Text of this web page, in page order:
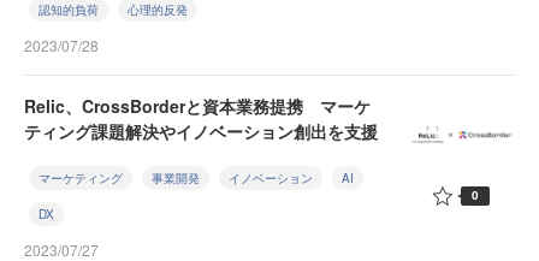
認知的負荷 心理的反発
2023/07/28
Relic、CrossBorderと資本業務提携 マーケ
ティング課題解決やイノベーション創出を支援
マーケティング 事業開発 イノベーション AI
DX
2023/07/27
0